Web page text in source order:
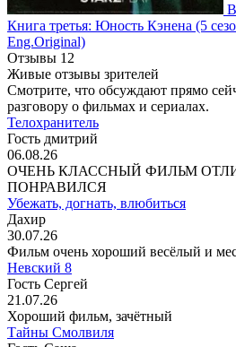
Книга третья: Юность Кэнена (5
Eng.Original)
Отзывы 12
Живые отзывы зрителей
Смотрите, что обсуждают прямо
разговору о фильмах и сериалах.
Телохранитель
Гость дмитрий
06.08.26
ОЧЕНЬ КЛАССНЫЙ ФИЛЬМ
ПОНРАВИЛСЯ
Убежать, догнать, влюбиться
Дахир
30.07.26
Фильм очень хороший весёлый и
Невский 8
Гость Сергей
21.07.26
Хороший фильм, зачётный
Тайны Смолвиля